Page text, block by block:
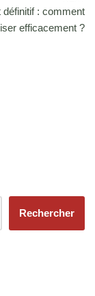
définitif : comment
efficacement ?
Rechercher